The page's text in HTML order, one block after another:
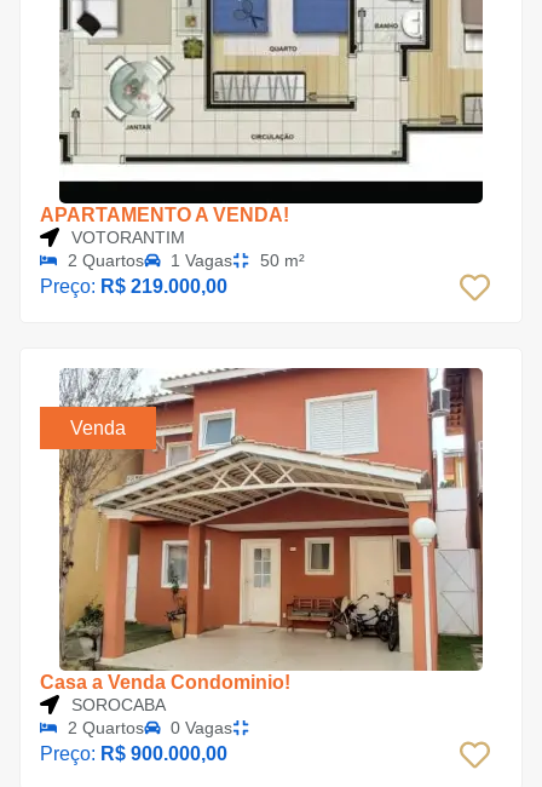
APARTAMENTO A VENDA!
VOTORANTIM
2 Quartos
1 Vagas 50 m²
Preço: R$ 219.000,00
Venda
Casa a Venda Condominio!
SOROCABA
2 Quartos
0 Vagas
Preço: R$ 900.000,00